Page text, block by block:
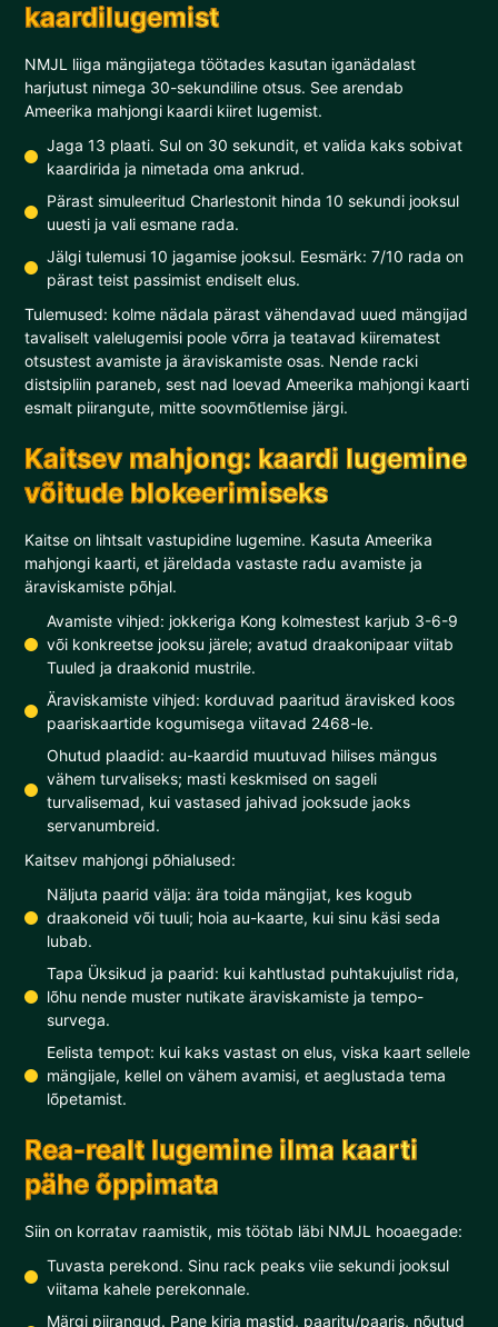
kaardilugemist
NMJL liiga mängijatega töötades kasutan iganädalast
harjutust nimega 30-sekundiline otsus. See arendab
Ameerika mahjongi kaardi kiiret lugemist.
Jaga 13 plaati. Sul on 30 sekundit, et valida kaks sobivat
kaardirida ja nimetada oma ankrud.
Pärast simuleeritud Charlestonit hinda 10 sekundi jooksul
uuesti ja vali esmane rada.
Jälgi tulemusi 10 jagamise jooksul. Eesmärk: 7/10 rada on
pärast teist passimist endiselt elus.
Tulemused: kolme nädala pärast vähendavad uued mängijad
tavaliselt valelugemisi poole võrra ja teatavad kiirematest
otsustest avamiste ja äraviskamiste osas. Nende racki
distsipliin paraneb, sest nad loevad Ameerika mahjongi kaarti
esmalt piirangute, mitte soovmõtlemise järgi.
Kaitsev mahjong: kaardi lugemine
võitude blokeerimiseks
Kaitse on lihtsalt vastupidine lugemine. Kasuta Ameerika
mahjongi kaarti, et järeldada vastaste radu avamiste ja
äraviskamiste põhjal.
Avamiste vihjed: jokkeriga Kong kolmestest karjub 3-6-9
või konkreetse jooksu järele; avatud draakonipaar viitab
Tuuled ja draakonid mustrile.
Äraviskamiste vihjed: korduvad paaritud äravisked koos
paariskaartide kogumisega viitavad 2468-le.
Ohutud plaadid: au-kaardid muutuvad hilises mängus
vähem turvaliseks; masti keskmised on sageli
turvalisemad, kui vastased jahivad jooksude jaoks
servanumbreid.
Kaitsev mahjongi põhialused:
Näljuta paarid välja: ära toida mängijat, kes kogub
draakoneid või tuuli; hoia au-kaarte, kui sinu käsi seda
lubab.
Tapa Üksikud ja paarid: kui kahtlustad puhtakujulist rida,
lõhu nende muster nutikate äraviskamiste ja tempo-
survega.
Eelista tempot: kui kaks vastast on elus, viska kaart sellele
mängijale, kellel on vähem avamisi, et aeglustada tema
lõpetamist.
Rea-realt lugemine ilma kaarti
pähe õppimata
Siin on korratav raamistik, mis töötab läbi NMJL hooaegade:
Tuvasta perekond. Sinu rack peaks viie sekundi jooksul
viitama kahele perekonnale.
Märgi piirangud. Pane kirja mastid, paaritu/paaris, nõutud